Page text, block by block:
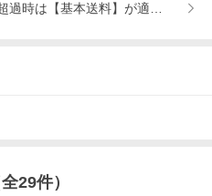
過時は【基本送料】が適応、【
29件）